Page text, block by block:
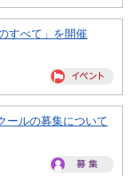
すべて」を開催
ールの募集について